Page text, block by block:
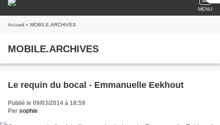
MENU
Accueil » MOBILE.ARCHIVES
MOBILE.ARCHIVES
Le requin du bocal - Emmanuelle Eekhout
Publié le 09/03/2014 à 18:59
Par sophie